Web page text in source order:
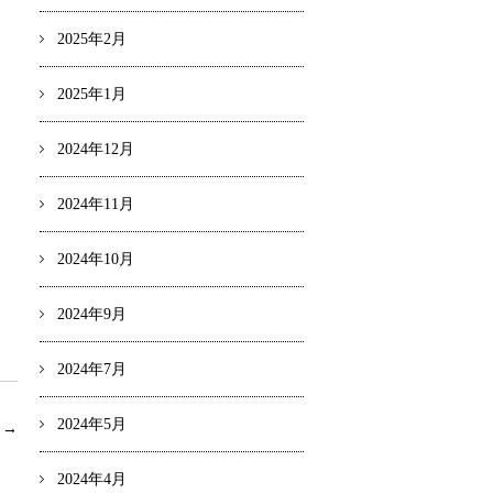
→
2025年2月
2025年1月
2024年12月
2024年11月
2024年10月
2024年9月
2024年7月
2024年5月
2024年4月